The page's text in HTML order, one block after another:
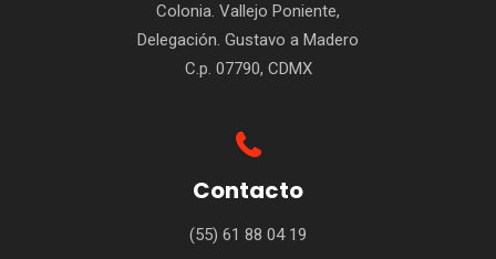
Colonia. Vallejo Poniente,
Delegación. Gustavo a Madero
C.p. 07790, CDMX
Contacto
(55) 61 88 04 19